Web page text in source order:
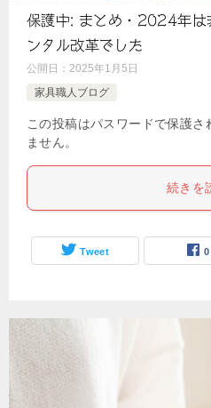
保護中: まとめ・2024年は
ンタル改革でした
公開日： 2025年1月5日
家具職人ブログ
この投稿はパスワードで保護さ
ません。
続きを
Tweet 0